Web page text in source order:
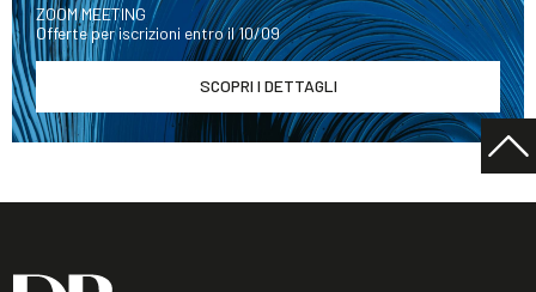
ZOOM MEETING
Offerte per iscrizioni entro il 10/09
SCOPRI I DETTAGLI